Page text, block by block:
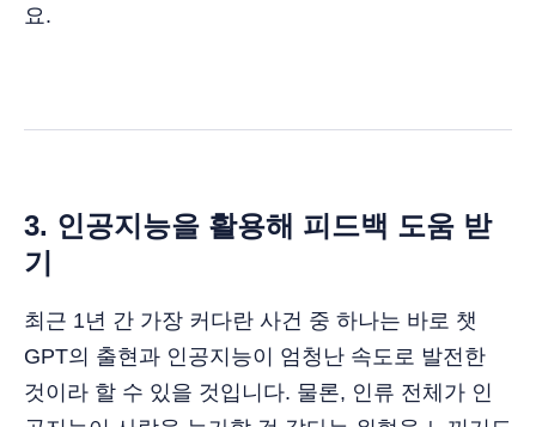
요.
3. 인공지능을 활용해 피드백 도움 받
기
최근 1년 간 가장 커다란 사건 중 하나는 바로 챗
GPT의 출현과 인공지능이 엄청난 속도로 발전한
것이라 할 수 있을 것입니다. 물론, 인류 전체가 인